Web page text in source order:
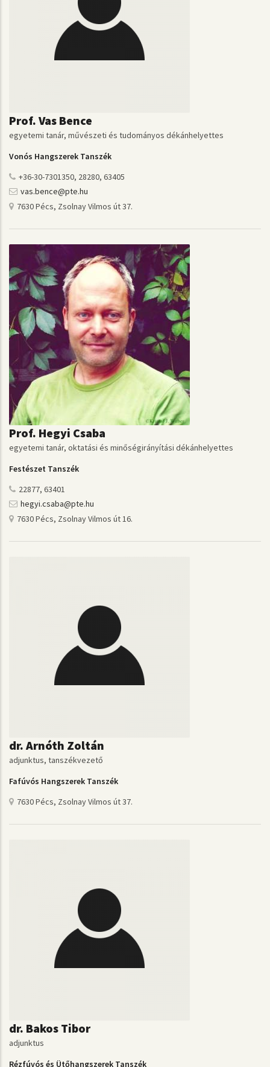
Prof. Vas Bence
egyetemi tanár, művészeti és tudományos dékánhelyettes
Vonós Hangszerek Tanszék
+36-30-7301350, 28280, 63405
vas.bence@pte.hu
7630 Pécs, Zsolnay Vilmos út 37.
Prof. Hegyi Csaba
egyetemi tanár, oktatási és minőségirányítási dékánhelyettes
Festészet Tanszék
22877, 63401
hegyi.csaba@pte.hu
7630 Pécs, Zsolnay Vilmos út 16.
dr. Arnóth Zoltán
adjunktus, tanszékvezető
Fafúvós Hangszerek Tanszék
7630 Pécs, Zsolnay Vilmos út 37.
dr. Bakos Tibor
adjunktus
Rézfúvós és Ütőhangszerek Tanszék